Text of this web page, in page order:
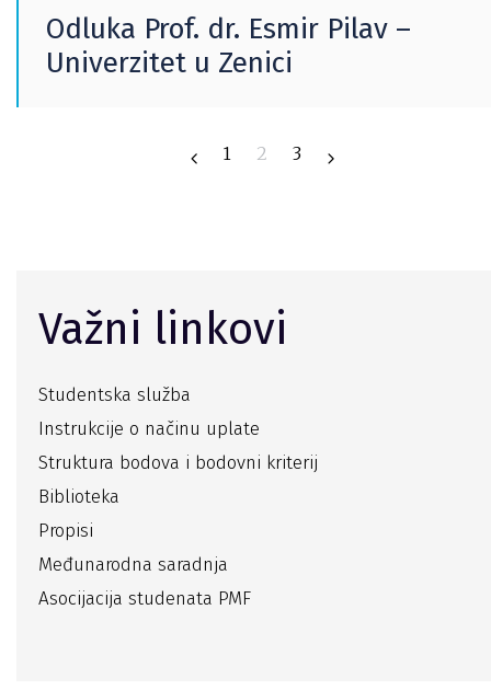
Odluka Prof. dr. Esmir Pilav –
Univerzitet u Zenici
1 2 3
Važni linkovi
Studentska služba
Instrukcije o načinu uplate
Struktura bodova i bodovni kriterij
Biblioteka
Propisi
Međunarodna saradnja
Asocijacija studenata PMF